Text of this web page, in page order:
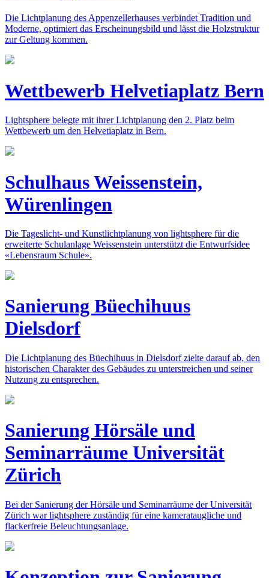
Die Lichtplanung des Appenzellerhauses verbindet Tradition und
Moderne, optimiert das Erscheinungsbild und lässt die Holzstruktur
zur Geltung kommen.
Wettbewerb Helvetiaplatz Bern
Lightsphere belegte mit ihrer Lichtplanung den 2. Platz beim
Wettbewerb um den Helvetiaplatz in Bern.
Schulhaus Weissenstein,
Würenlingen
Die Tageslicht- und Kunstlichtplanung von lightsphere für die
erweiterte Schulanlage Weissenstein unterstützt die Entwurfsidee
«Lebensraum Schule».
Sanierung Büechihuus
Dielsdorf
Die Lichtplanung des Büechihuus in Dielsdorf zielte darauf ab, den
historischen Charakter des Gebäudes zu unterstreichen und seiner
Nutzung zu entsprechen.
Sanierung Hörsäle und
Seminarräume Universität
Zürich
Bei der Sanierung der Hörsäle und Seminarräume der Universität
Zürich war lightsphere zuständig für eine kamerataugliche und
flackerfreie Beleuchtungsanlage.